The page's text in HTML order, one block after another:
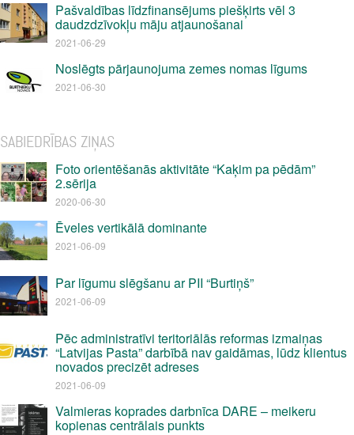
Pašvaldības līdzfinansējums piešķirts vēl 3
daudzdzīvokļu māju atjaunošanai
2021-06-29
Noslēgts pārjaunojuma zemes nomas līgums
2021-06-30
SABIEDRĪBAS ZIŅAS
Foto orientēšanās aktivitāte “Kaķim pa pēdām”
2.sērija
2020-06-30
Ēveles vertikālā dominante
2021-06-09
Par līgumu slēgšanu ar PII “Burtiņš”
2021-06-09
Pēc administratīvi teritoriālās reformas izmaiņas
“Latvijas Pasta” darbībā nav gaidāmas, lūdz klientus
novados precizēt adreses
2021-06-09
Valmieras koprades darbnīca DARE – meikeru
kopienas centrālais punkts